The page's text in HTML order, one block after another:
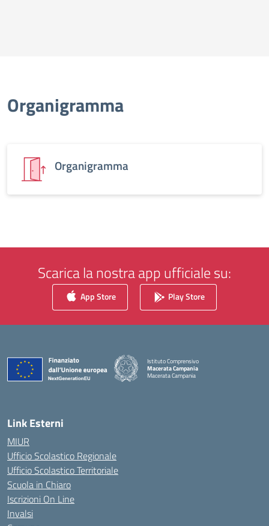
Organigramma
Organigramma
Scarica la nostra app ufficiale su:
App Store Play Store
Istituto Comprensivo
Macerata Campania
Macerata Campania
— Visita la pagina iniziale della scuola
Link Esterni
MIUR
Ufficio Scolastico Regionale
Ufficio Scolastico Territoriale
Scuola in Chiaro
Iscrizioni On Line
Invalsi